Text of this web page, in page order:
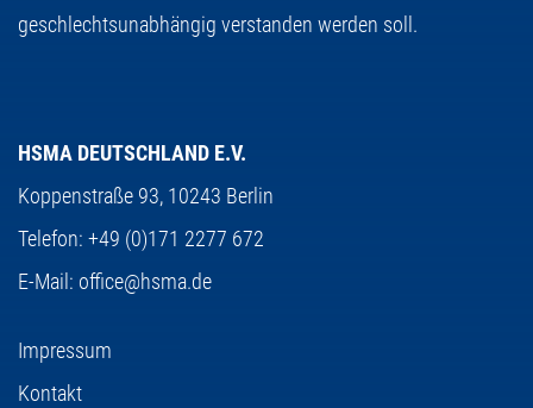
geschlechtsunabhängig verstanden werden soll.
HSMA DEUTSCHLAND E.V.
Koppenstraße 93, 10243 Berlin
Telefon: +49 (0)171 2277 672
E-Mail: office@hsma.de
Impressum
Kontakt